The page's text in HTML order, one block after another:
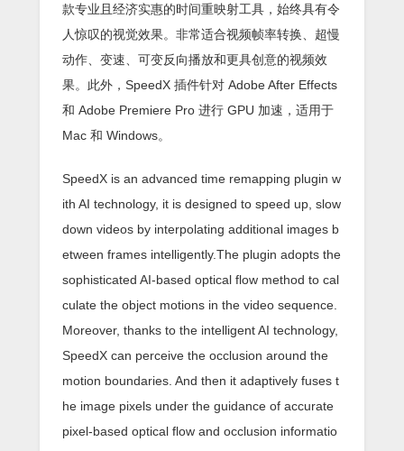
款专业且经济实惠的时间重映射工具，始终具有令
人惊叹的视觉效果。非常适合视频帧率转换、超慢
动作、变速、可变反向播放和更具创意的视频效
果。此外，SpeedX 插件针对 Adob​​e After Effects
和 Adob​​e Premiere Pro 进行 GPU 加速，适用于
Mac 和 Windows。
SpeedX is an advanced time remapping plugin w
ith AI technology, it is designed to speed up, slow
down videos by interpolating additional images b
etween frames intelligently.The plugin adopts the
sophisticated AI-based optical flow method to cal
culate the object motions in the video sequence.
Moreover, thanks to the intelligent AI technology,
SpeedX can perceive the occlusion around the
motion boundaries. And then it adaptively fuses t
he image pixels under the guidance of accurate
pixel-based optical flow and occlusion informatio